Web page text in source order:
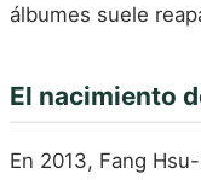
álbumes suele
El nacimiento
En 2013, Fang